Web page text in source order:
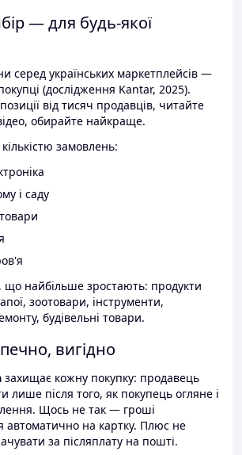
— для будь-якої
серед українських маркетплейсів —
(дослідження Kantar, 2025).
від тисяч продавців, читайте
обирайте найкраще.
замовлень:
і саду
що найбільше зростають: продукти
зоотовари, інструменти,
будівельні товари.
вигідно
захищає кожну покупку: продавець
лише після того, як покупець огляне і
Щось не так — гроші
автоматично на картку. Плюс не
за післяплату на пошті.